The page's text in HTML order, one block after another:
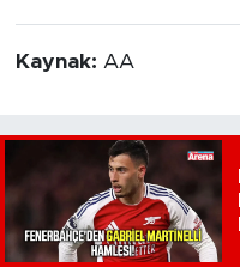
Kaynak: AA